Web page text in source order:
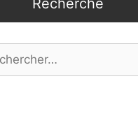
Recherche